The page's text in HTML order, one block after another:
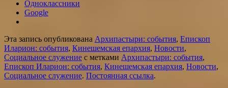
Одноклассники
Google
Эта запись опубликована Архипастыри: события, Епископ
Иларион: события, Кинешемская епархия, Новости,
Социальное служение с метками Архипастыри: события,
Епископ Иларион: события, Кинешемская епархия, Новости,
Социальное служение. Постоянная ссылка.